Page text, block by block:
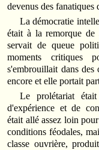
devenus des
La démocratie
était à la remorque
servait de queue
moments critiques
s'embrouillait dans des
encore et elle portait
Le prolétariat
d'expérience et de
était allé assez loin
conditions féodales,
classe ouvrière,